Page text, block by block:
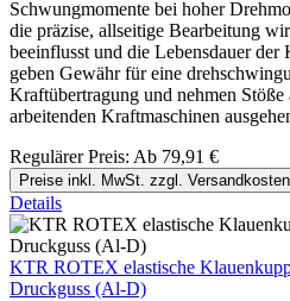
Schwungmomente bei hoher
die präzise, allseitige Bearbeitung
beeinflusst und die Lebensdauer
geben Gewähr für eine
Kraftübertragung und nehmen
arbeitenden Kraftmaschinen
Regulärer Preis: Ab 79,91 €
Preise inkl. MwSt. zzgl. Versandkosten
Details
KTR ROTEX elastische
Druckguss (Al-D)